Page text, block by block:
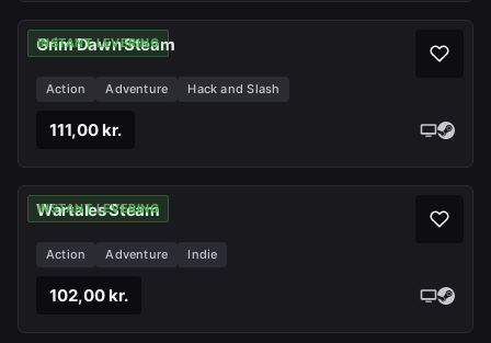
INSTANT LEVERING
Grim Dawn Steam
Action Adventure Hack and Slash
111,00 kr.
INSTANT LEVERING
Wartales Steam
Action Adventure Indie
102,00 kr.